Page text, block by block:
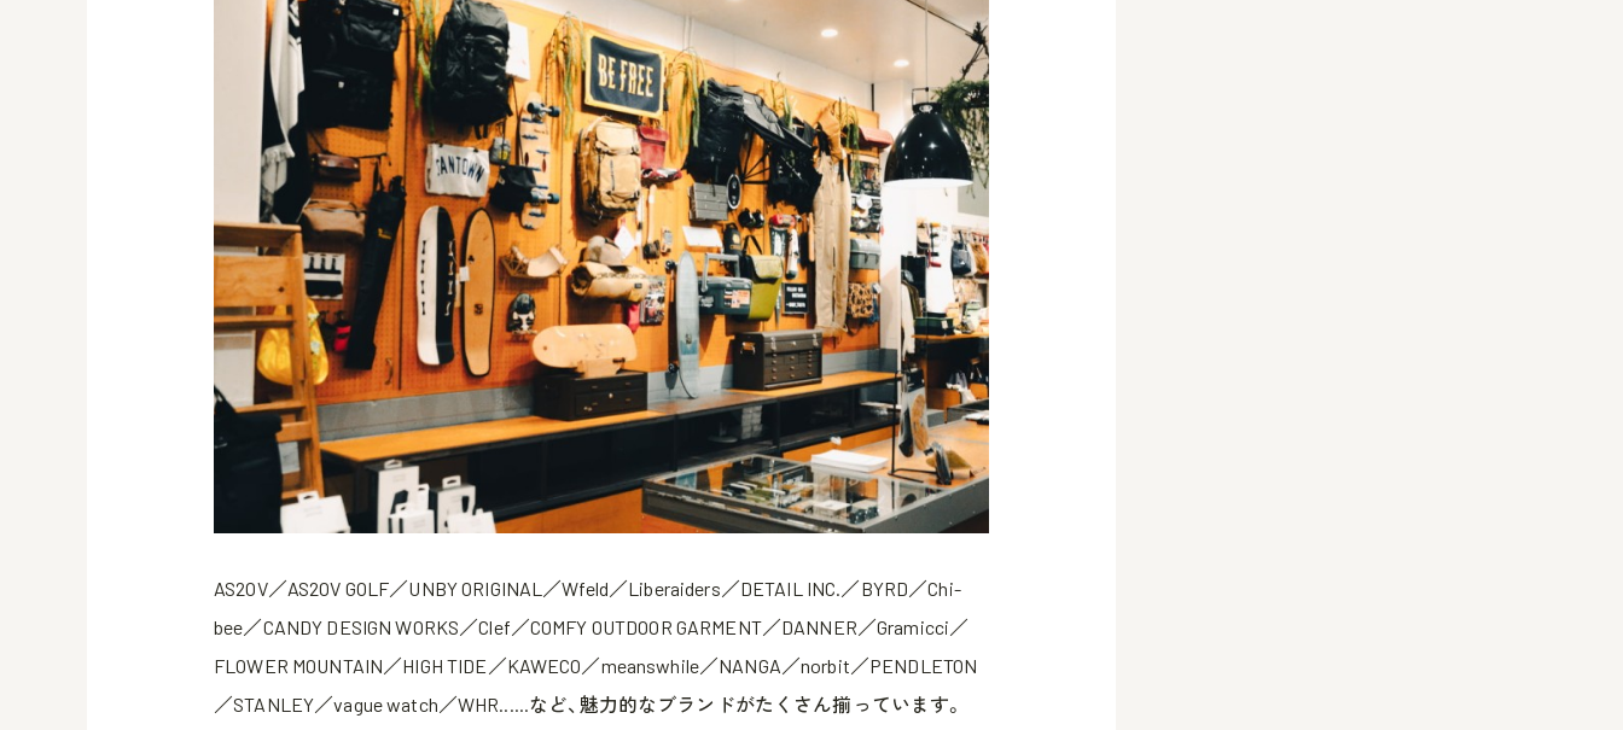
AS2OV／AS2OV GOLF／UNBY ORIGINAL／Wfeld／Liberaiders／DETAIL INC.／BYRD／Chi-
bee／CANDY DESIGN WORKS／Clef／COMFY OUTDOOR GARMENT／DANNER／Gramicci／
FLOWER MOUNTAIN／HIGH TIDE／KAWECO／meanswhile／NANGA／norbit／PENDLETON
／STANLEY／vague watch／WHR......など、魅力的なブランドがたくさん揃っています。